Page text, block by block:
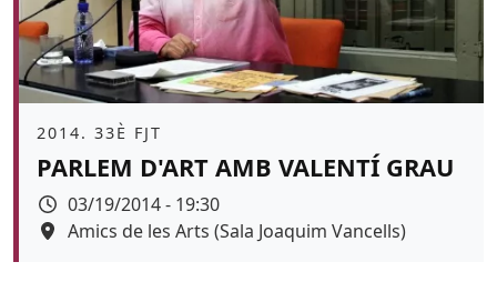
Àmbit
2014. 33È FJT
PARLEM D'ART AMB VALENTÍ GRAU
Data
03/19/2014 - 19:30
Espai
Amics de les Arts (Sala Joaquim Vancells)